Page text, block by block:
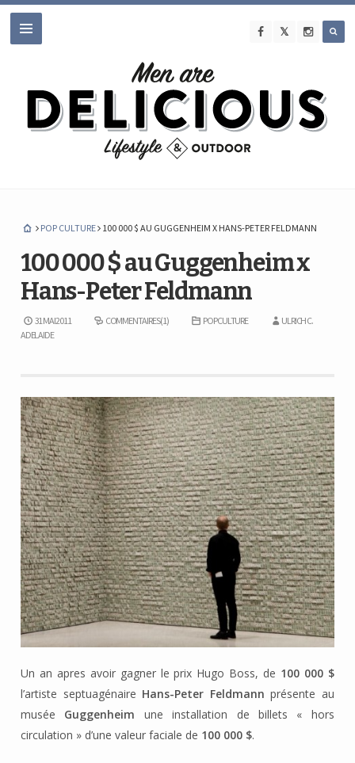
POP CULTURE 100 000 $ AU GUGGENHEIM X HANS-PETER FELDMANN
100 000 $ au Guggenheim x
Hans-Peter Feldmann
31 MAI 2011 COMMENTAIRES (1) POP CULTURE
ULRICH C.
ADELAIDE
Un an apres avoir gagner le prix Hugo Boss, de 100 000 $
l’artiste septuagénaire Hans-Peter Feldmann présente au
musée Guggenheim une installation de billets « hors
circulation » d’une valeur faciale de 100 000 $.